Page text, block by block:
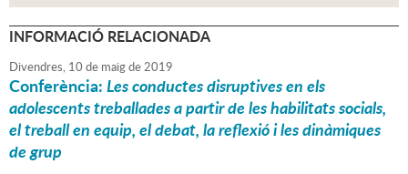
INFORMACIÓ RELACIONADA
Divendres, 10 de maigde2019
Conferència:Les conductes disruptives en els
adolescents treballades a partir de les habilitats socials,
el treball en equip, el debat, la reflexió i les dinàmiques
de grup